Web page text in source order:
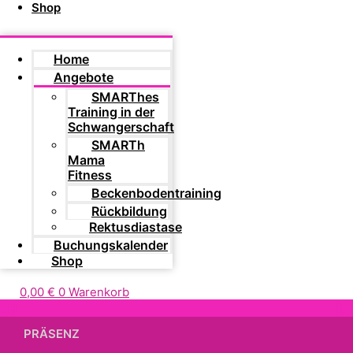
Shop
Home
Angebote
SMARThes
Training in der
Schwangerschaft
SMARTh
Mama
Fitness
Beckenbodentraining
Rückbildung
Rektusdiastase
Buchungskalender
Shop
0,00 € 0 Warenkorb
PRÄSENZ